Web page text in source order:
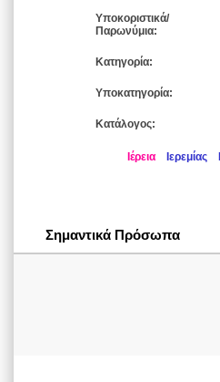
Υποκοριστικά/
Παρωνύμια:
Κατηγορία:
Υποκατηγορία:
Κατάλογος:
Ιέρεια Ιερεμίας
Σημαντικά Πρόσωπα